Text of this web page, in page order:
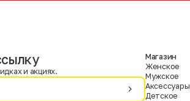
и акциях.
Магазин
Женское
Мужское
Аксессуары
Детское